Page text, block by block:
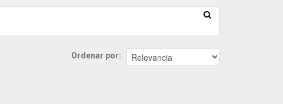
Ordenar por